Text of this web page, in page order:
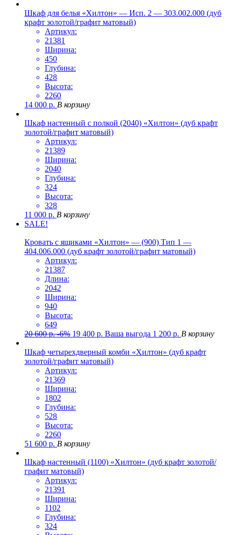
Шкаф для белья «Хилтон» — Исп. 2 — 303.002.000 (дуб
крафт золотой/графит матовый)
Артикул:
21381
Ширина:
450
Глубина:
428
Высота:
2260
14 000 р. В корзину
Шкаф настенный с полкой (2040) «Хилтон» (дуб крафт
золотой/графит матовый)
Артикул:
21389
Ширина:
2040
Глубина:
324
Высота:
328
11 000 р. В корзину
SALE!
Кровать с ящиками «Хилтон» — (900) Тип 1 —
404.006.000 (дуб крафт золотой/графит матовый)
Артикул:
21387
Длина:
2042
Ширина:
940
Высота:
649
20 600р. -6% 19 400 р. Ваша выгода 1 200 р. В корзину
Шкаф четырехдверный комби «Хилтон» (дуб крафт
золотой/графит матовый)
Артикул:
21369
Ширина:
1802
Глубина:
528
Высота:
2260
51 600 р. В корзину
Шкаф настенный (1100) «Хилтон» (дуб крафт золотой/
графит матовый)
Артикул:
21391
Ширина:
1102
Глубина:
324